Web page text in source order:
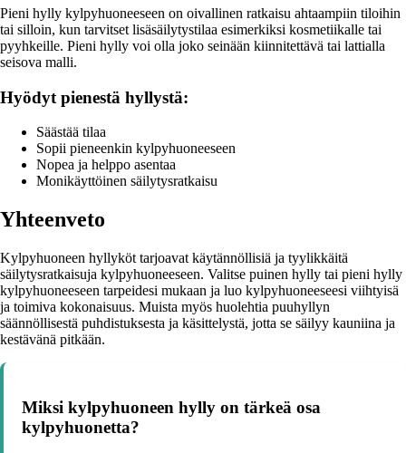
Pieni hylly kylpyhuoneeseen on oivallinen ratkaisu ahtaampiin tiloihin
tai silloin, kun tarvitset lisäsäilytystilaa esimerkiksi kosmetiikalle tai
pyyhkeille. Pieni hylly voi olla joko seinään kiinnitettävä tai lattialla
seisova malli.
Hyödyt pienestä hyllystä:
Säästää tilaa
Sopii pieneenkin kylpyhuoneeseen
Nopea ja helppo asentaa
Monikäyttöinen säilytysratkaisu
Yhteenveto
Kylpyhuoneen hyllyköt tarjoavat käytännöllisiä ja tyylikkäitä
säilytysratkaisuja kylpyhuoneeseen. Valitse puinen hylly tai pieni hylly
kylpyhuoneeseen tarpeidesi mukaan ja luo kylpyhuoneeseesi viihtyisä
ja toimiva kokonaisuus. Muista myös huolehtia puuhyllyn
säännöllisestä puhdistuksesta ja käsittelystä, jotta se säilyy kauniina ja
kestävänä pitkään.
Miksi kylpyhuoneen hylly on tärkeä osa
kylpyhuonetta?